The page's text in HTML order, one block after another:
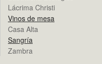
Lácrima Christi
Vinos de mesa
Casa Alta
Sangría
Zambra